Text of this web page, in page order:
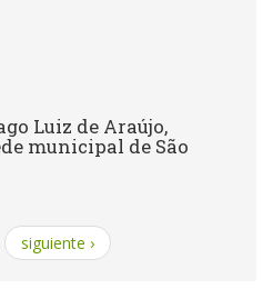
Luiz de Araújo,
municipal de São
siguiente ›